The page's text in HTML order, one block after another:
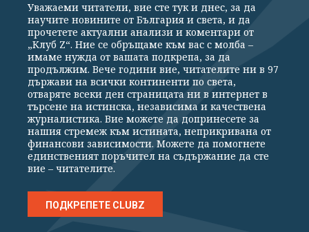
Общи условия
Политика за поверителност
Реклама
Партньори Контакти
За Клуб Z
Екип
Подкрепете ни
Издател на www.clubz.bg е „Клуб Зебра Медия“ ЕООД, София, ул. "Алеко
Константинов" 3. Всички права запазени 2026 „Клуб Зебра Медия“
Препечатването на материали, снимки и видео от www.clubz.bg без
разрешение ще бъде преследвано по съдебен път, съгласно
ОБЩИТЕ УСЛОВИЯ
Уважаеми читатели, вие сте тук и днес, за да
научите новините от България и света, и да
прочетете актуални анализи и коментари от
„Клуб Z“. Ние се обръщаме към вас с молба –
имаме нужда от вашата подкрепа, за да
продължим. Вече години вие, читателите ни в 97
държави на всички континенти по света,
отваряте всеки ден страницата ни в интернет в
търсене на истинска, независима и качествена
журналистика. Вие можете да допринесете за
нашия стремеж към истината, неприкривана от
финансови зависимости. Можете да помогнете
единственият поръчител на съдържание да сте
вие – читателите.
ПОДКРЕПЕТЕ CLUBZ